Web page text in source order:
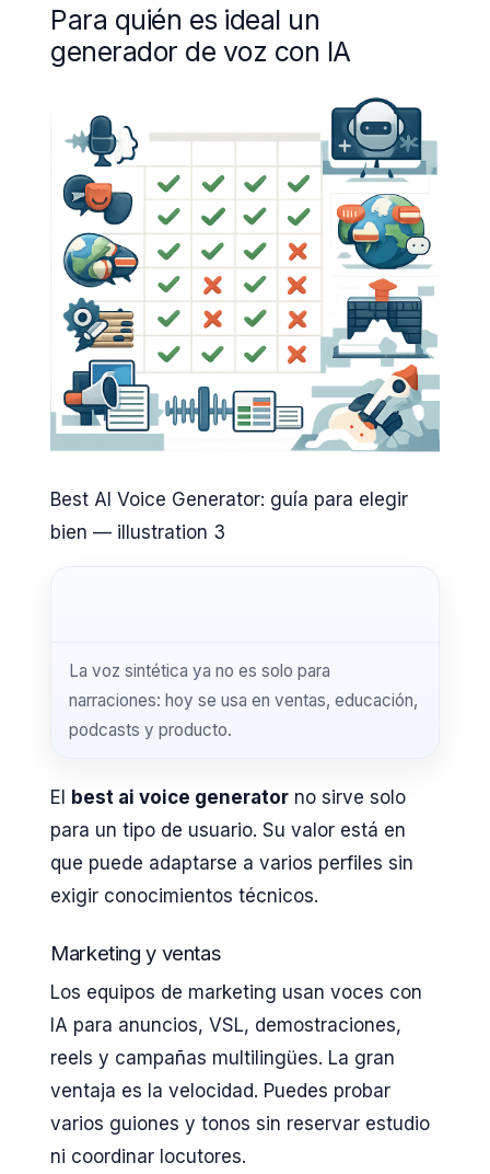
Para quién es ideal un
generador de voz con IA
Best AI Voice Generator: guía para elegir
bien — illustration 3
La voz sintética ya no es solo para
narraciones: hoy se usa en ventas, educación,
podcasts y producto.
El best ai voice generator no sirve solo
para un tipo de usuario. Su valor está en
que puede adaptarse a varios perfiles sin
exigir conocimientos técnicos.
Marketing y ventas
Los equipos de marketing usan voces con
IA para anuncios, VSL, demostraciones,
reels y campañas multilingües. La gran
ventaja es la velocidad. Puedes probar
varios guiones y tonos sin reservar estudio
ni coordinar locutores.